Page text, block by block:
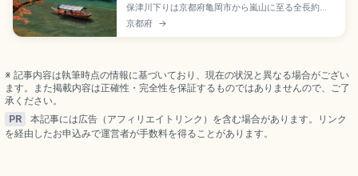
保津川下りは京都府亀岡市から嵐山に至る全長約
16kmの渓谷を和船で下る400年以上続く川下り
で、急流のスリルと静かな流れを楽しめる体験。約2
さえました。
京都府 →
※ 記事内容は執筆時点の情報に基づいており、現在の状況と異なる場合がござい
ます。また掲載内容は正確性・完全性を保証するものではありませんので、ご了
承ください。
PR
本記事には広告（アフィリエイトリンク）を含む場合があります。リンク
を経由したお申込みで運営者が手数料を得ることがあります。